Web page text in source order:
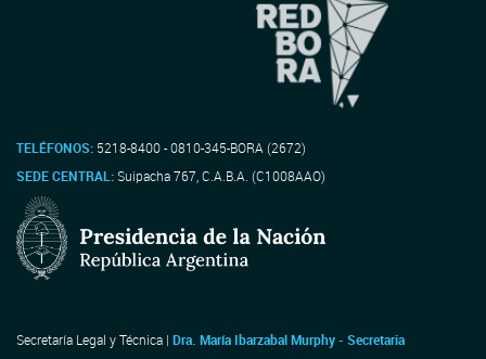
TELÉFONOS: 5218-8400 - 0810-345-BORA (2672)
SEDE CENTRAL:Suipacha 767, C.A.B.A. (C1008AAO)
Secretaría Legal y Técnica | Dra. María Ibarzabal Murphy - Secretaria